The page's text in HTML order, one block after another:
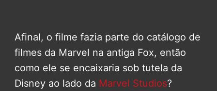
Afinal, o filme fazia parte do catálogo de
filmes da Marvel na antiga Fox, então
como ele se encaixaria sob tutela da
Disney ao lado da Marvel Studios?